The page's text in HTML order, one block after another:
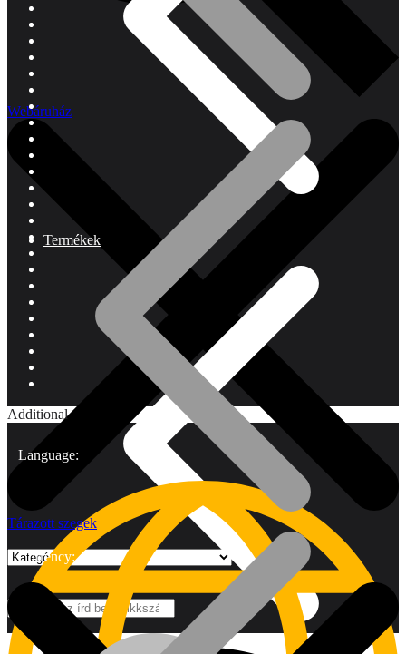
Termékek
Additional
Language:
Currency:
Webáruház
Tárazott szegek